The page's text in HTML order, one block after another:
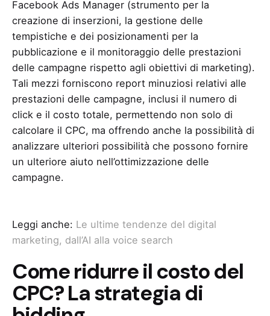
Facebook Ads Manager (strumento per la
creazione di inserzioni, la gestione delle
tempistiche e dei posizionamenti per la
pubblicazione e il monitoraggio delle prestazioni
delle campagne rispetto agli obiettivi di marketing).
Tali mezzi forniscono report minuziosi relativi alle
prestazioni delle campagne, inclusi il numero di
click e il costo totale, permettendo non solo di
calcolare il CPC, ma offrendo anche la possibilità di
analizzare ulteriori possibilità che possono fornire
un ulteriore aiuto nell’ottimizzazione delle
campagne.
Leggi anche: Le ultime tendenze del digital
marketing, dall’AI alla voice search
Come ridurre il costo del
CPC? La strategia di